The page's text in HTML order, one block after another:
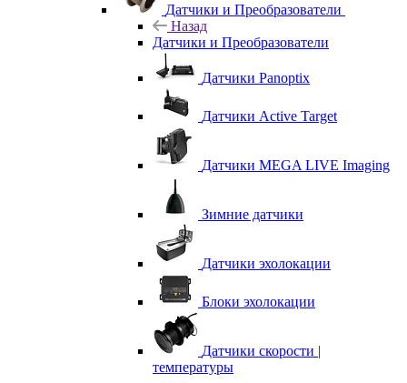
Датчики и Преобразователи
Назад
Датчики и Преобразователи
Датчики Panoptix
Датчики Active Target
Датчики MEGA LIVE Imaging
Зимние датчики
Датчики эхолокации
Блоки эхолокации
Датчики скорости |
температуры